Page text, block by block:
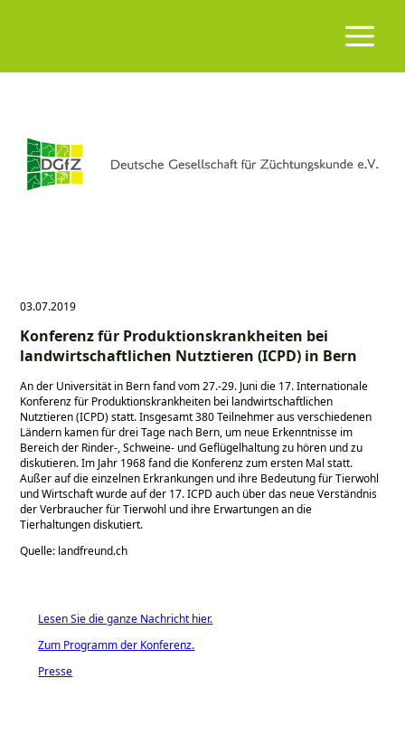
03.07.2019
Konferenz für Produktionskrankheiten bei
landwirtschaftlichen Nutztieren (ICPD) in Bern
An der Universität in Bern fand vom 27.-29. Juni die 17. Internationale
Konferenz für Produktionskrankheiten bei landwirtschaftlichen
Nutztieren (ICPD) statt. Insgesamt 380 Teilnehmer aus verschiedenen
Ländern kamen für drei Tage nach Bern, um neue Erkenntnisse im
Bereich der Rinder-, Schweine- und Geflügelhaltung zu hören und zu
diskutieren. Im Jahr 1968 fand die Konferenz zum ersten Mal statt.
Außer auf die einzelnen Erkrankungen und ihre Bedeutung für Tierwohl
und Wirtschaft wurde auf der 17. ICPD auch über das neue Verständnis
der Verbraucher für Tierwohl und ihre Erwartungen an die
Tierhaltungen diskutiert.
Quelle: landfreund.ch
Lesen Sie die ganze Nachricht hier.
Zum Programm der Konferenz.
Presse